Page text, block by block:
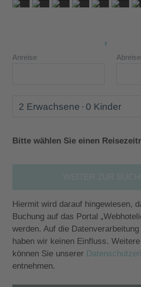
Anreise Abreise
2 Erwachsene 0 Kinder
Bitte wählen Sie einen
Hiermit wird darauf hingewiesen,
Buchung auf das Portal
werden. Auf die
haben wir keinen Einfluss.
können Sie unserer
entnehmen.